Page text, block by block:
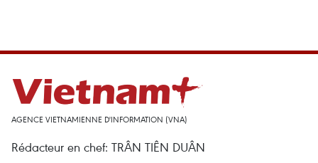
AGENCE VIETNAMIENNE D'INFORMATION (VNA)
Rédacteur en chef: TRÂN TIÊN DUÂN